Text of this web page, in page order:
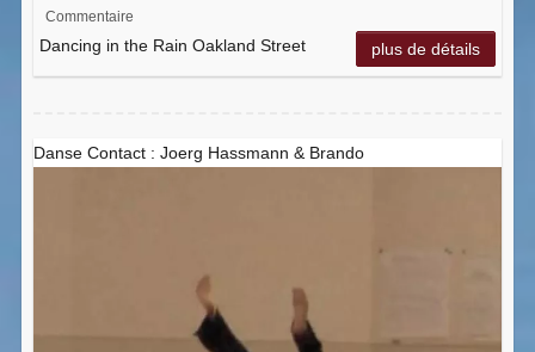
Commentaire
Dancing in the Rain Oakland Street plus de détails
Danse Contact : Joerg Hassmann & Brando